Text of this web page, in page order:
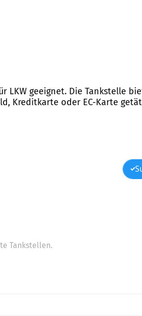
geeignet. Die Tankstelle
Kreditkarte oder EC-Karte
Tankstellen.